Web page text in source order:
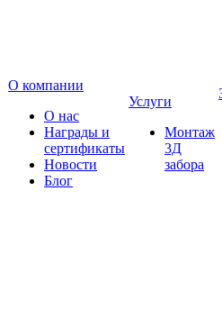
О компании
О нас
Награды и
сертификаты
Новости
Блог
Услуги
Монтаж
3Д
забора